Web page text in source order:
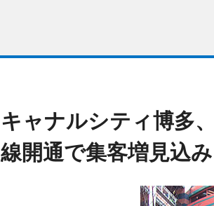
キャナルシティ博多
線開通で集客増見込み